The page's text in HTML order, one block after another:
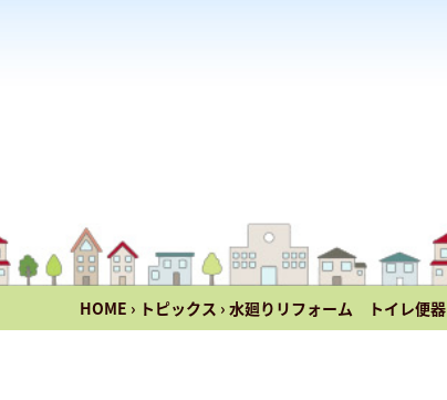
HOME › トピックス › 水廻りリフォーム トイレ便器